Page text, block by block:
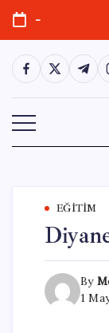
Skip
content
-
https://https://
EĞITIM
By
1